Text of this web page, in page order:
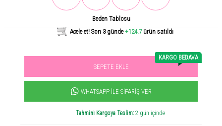
Beden Tablosu
Acele et! Son 3 günde+124.7 ürün satıldı
Sevilen ürün! 11.3B kişi favoriledi!
SEPETE EKLE
KARGO BEDAVA
WHATSAPP İLE SIPARIŞ VER
Tahmini Kargoya Teslim:2 gün içinde